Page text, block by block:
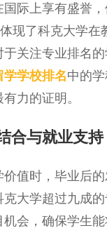
际上享有盛誉
现了科克大学在
关注专业排名
学学校排名中的
力的证明。
合与就业支持
值时，毕业后
大学超过九成
会，确保学生